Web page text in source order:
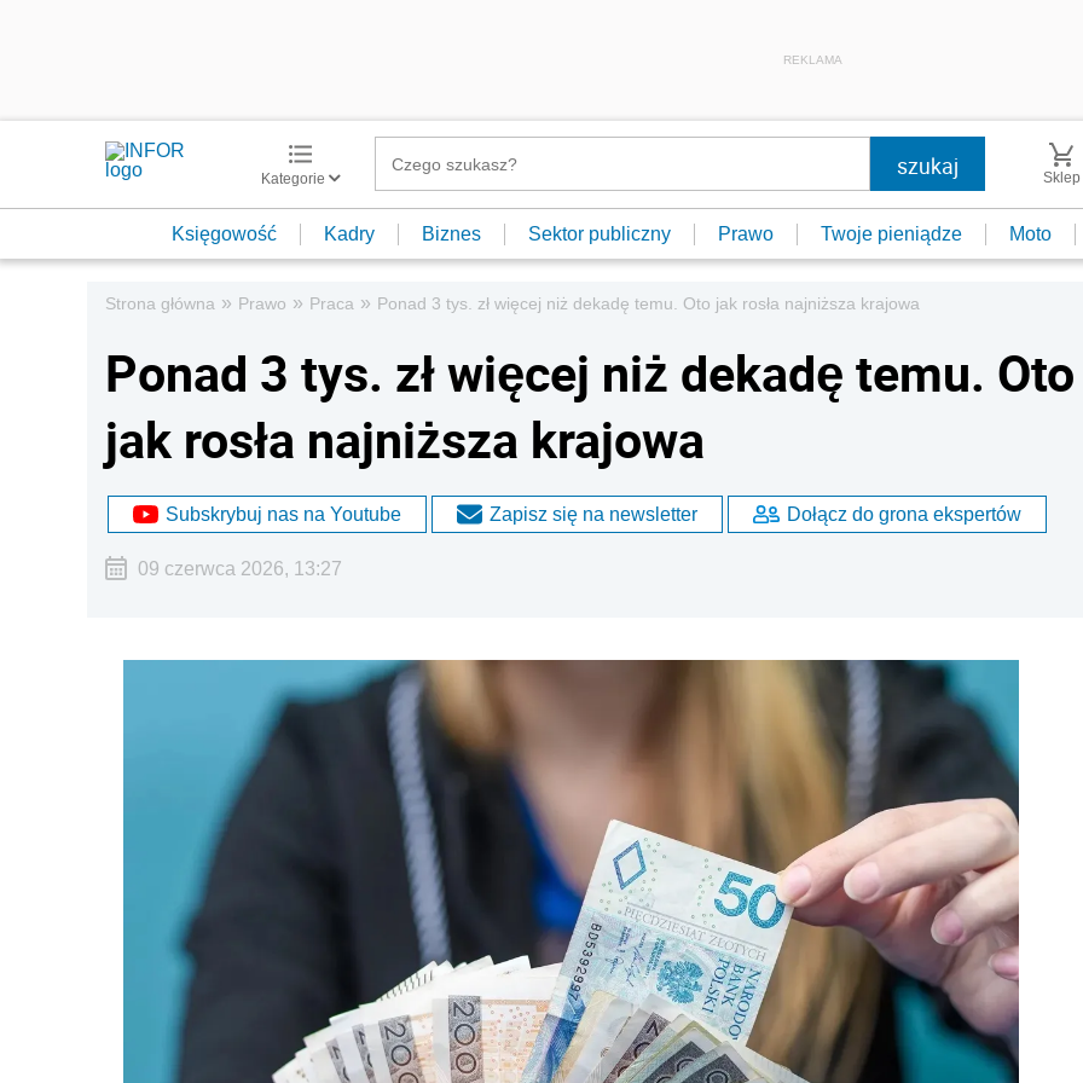
REKLAMA
Kategorie Sklep
Księgowość Kadry Biznes Sektor publiczny Prawo Twoje pieniądze Moto
Strona główna » Prawo » Praca » Ponad 3 tys. zł więcej niż dekadę temu. Oto jak rosła najniższa krajowa
Ponad 3 tys. zł więcej niż dekadę temu. Oto
jak rosła najniższa krajowa
Subskrybuj nas na Youtube Zapisz się na newsletter Dołącz do grona ekspertów
09 czerwca 2026, 13:27